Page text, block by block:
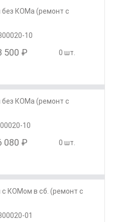
без КОМа (ремонт с
10
500 ₽ 0 шт.
без КОМа (ремонт с
10
080 ₽ 0 шт.
с КОМом в сб. (ремонт с
01